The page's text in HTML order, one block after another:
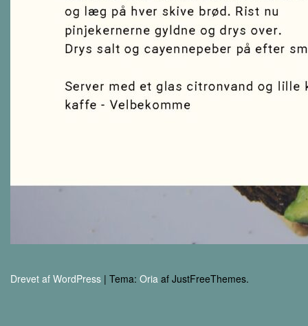
Drevet af WordPress | Tema: Oria af JustFreeThemes.